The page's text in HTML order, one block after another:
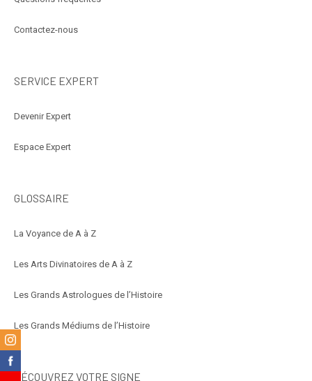
Contactez-nous
SERVICE EXPERT
Devenir Expert
Espace Expert
GLOSSAIRE
La Voyance de A à Z
Les Arts Divinatoires de A à Z
Les Grands Astrologues de l’Histoire
Les Grands Médiums de l’Histoire
DÉCOUVREZ VOTRE SIGNE